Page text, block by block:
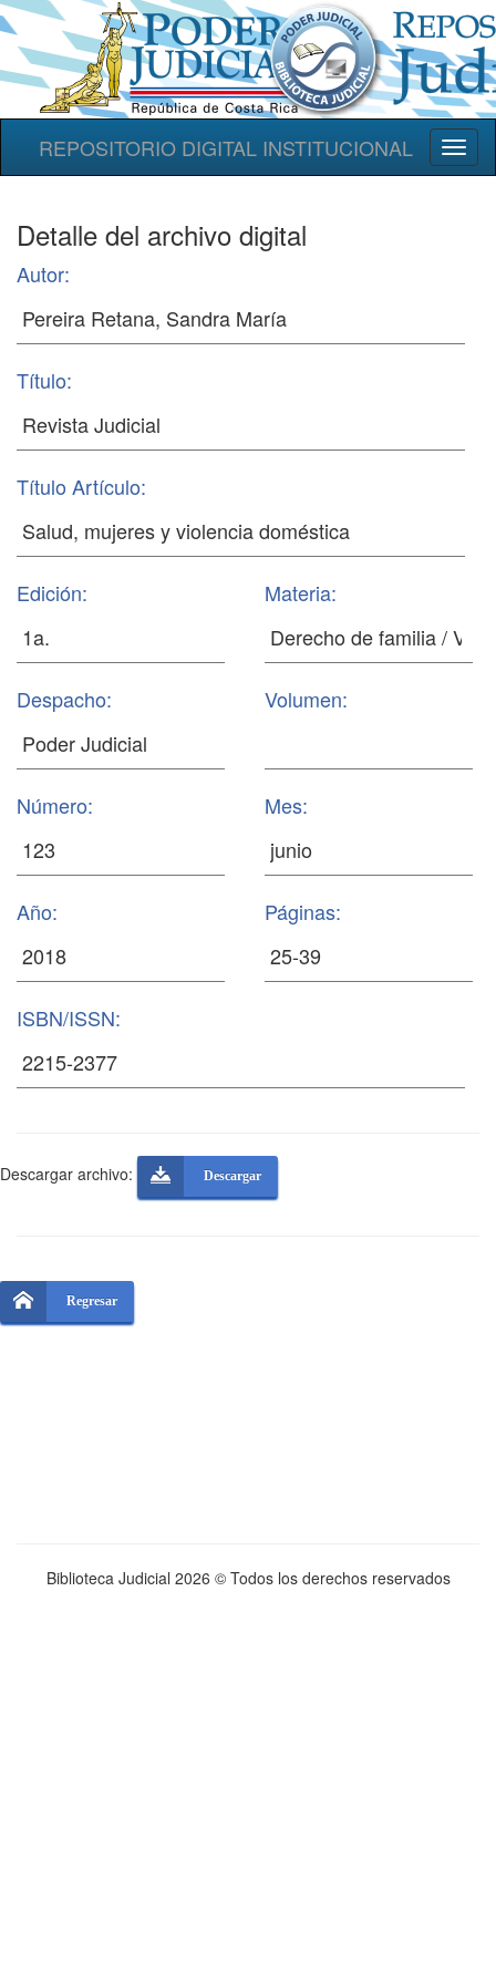
REPOSITORIO DIGITAL INSTITUCIONAL
Detalle del archivo digital
Autor:
Título:
Título Artículo:
Edición: Materia:
Despacho: Volumen:
Número: Mes:
Año: Páginas:
ISBN/ISSN:
Descargar archivo: Descargar
Regresar
Biblioteca Judicial 2026 © Todos los derechos reservados